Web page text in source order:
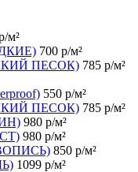
м²
700 р/м²
ПЕСОК) 785 р/м²
550 р/м²
ПЕСОК) 785 р/м²
980 р/м²
980 р/м²
850 р/м²
1099 р/м²